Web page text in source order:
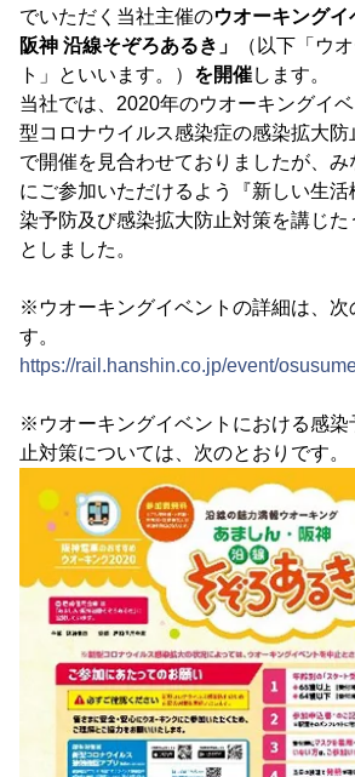
でいただく当社主催のウオーキングイ
阪神 沿線そぞろあるき」
（以下「ウ
ト」といいます。） を開催します。
当社では、2020年のウオーキングイ
型コロナウイルス感染症の感染拡大防
で開催を見合わせておりましたが、
にご参加いただけるよう『新しい生
染予防及び感染拡大防止対策を講じた
としました。
※ウオーキングイベントの詳細は、次
す。
https://rail.hanshin.co.jp/event/
※ウオーキングイベントにおける感染
止対策については、次のとおりです。